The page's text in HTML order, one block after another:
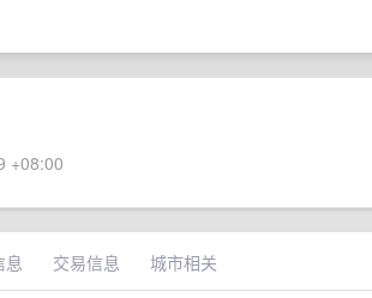
+08:00
息 交易信息 城市相关